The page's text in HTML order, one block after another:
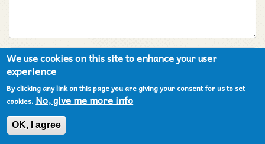
Отправить комментарий
We use cookies on this site to enhance your user
experience
By clicking any link on this page you are giving your consent for us to set
cookies. No, give me more info
OK, I agree